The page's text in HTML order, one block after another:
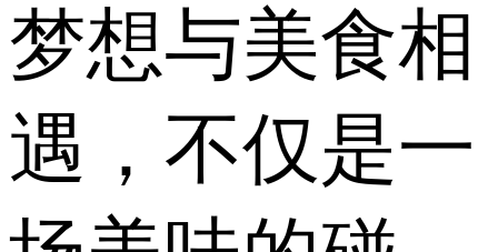
梦想与美食相
遇，不仅是一